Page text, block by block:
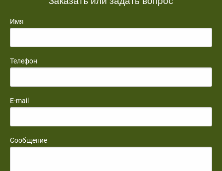
Имя
Телефон
E-mail
Сообщение